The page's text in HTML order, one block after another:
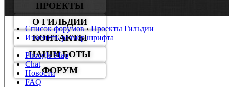
ПРОЕКТЫ
О ГИЛЬДИИ
КОНТАКТЫ
НАШИ БОТЫ
ФОРУМ
Список форумов ‹ Проекты Гильдии
Изменить размер шрифта
Phoogle Map
Chat
Новости
FAQ